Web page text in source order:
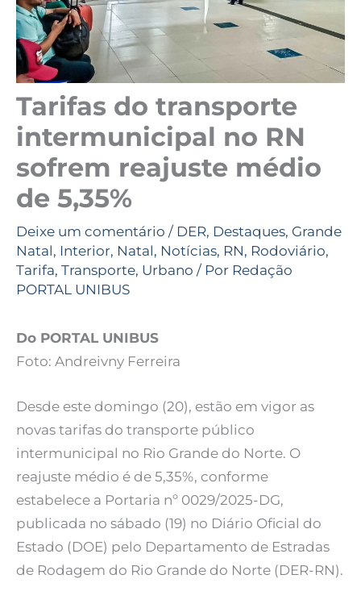
Tarifas do transporte
intermunicipal no RN
sofrem reajuste médio
de 5,35%
Deixe um comentário / DER, Destaques, Grande
Natal, Interior, Natal, Notícias, RN, Rodoviário,
Tarifa, Transporte, Urbano / Por Redação
PORTAL UNIBUS
Do PORTAL UNIBUS
Foto: Andreivny Ferreira
Desde este domingo (20), estão em vigor as
novas tarifas do transporte público
intermunicipal no Rio Grande do Norte. O
reajuste médio é de 5,35%, conforme
estabelece a Portaria nº 0029/2025-DG,
publicada no sábado (19) no Diário Oficial do
Estado (DOE) pelo Departamento de Estradas
de Rodagem do Rio Grande do Norte (DER-RN).